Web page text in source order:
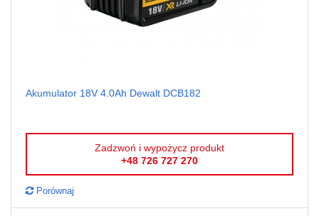
Akumulator 18V 4.0Ah Dewalt DCB182
Zadzwoń i wypożycz produkt
+48 726 727 270
Porównaj